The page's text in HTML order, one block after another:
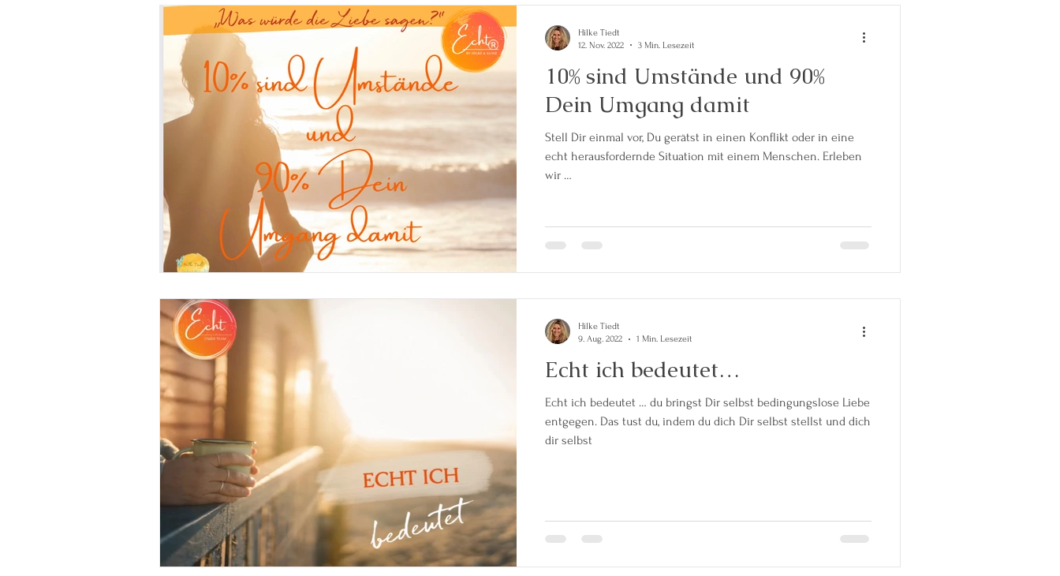
10% sind Umstände und 90%
Dein Umgang damit
Stell Dir einmal vor, Du gerätst in einen Konflikt oder in eine
echt herausfordernde Situation mit einem Menschen. Erleben
wir …
Hilke Tiedt
12. Nov. 2022
3 Min. Lesezeit
Echt ich bedeutet…
Echt ich bedeutet … du bringst Dir selbst bedingungslose Liebe
entgegen. Das tust du, indem du dich Dir selbst stellst und dich
dir selbst
Hilke Tiedt
9. Aug. 2022
1 Min. Lesezeit